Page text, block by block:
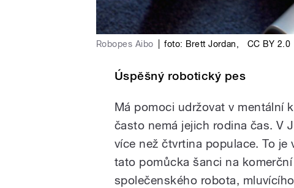
Robopes Aibo foto: Brett Jordan, CC BY 2.0
Úspěšný robotický pes
Má pomoci udržovat v mentální
často nemá jejich rodina čas. V
více než čtvrtina populace. To
tato pomůcka šanci na
společenského robota,